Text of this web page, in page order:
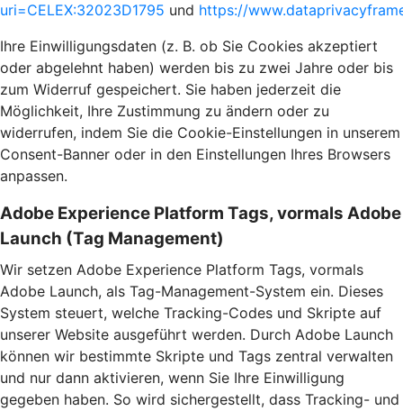
uri=CELEX:32023D1795 und https://
Ihre Einwilligungsdaten (z. B. ob Sie Cookies akzeptiert
oder abgelehnt haben) werden bis zu zwei Jahre oder bis
zum Widerruf gespeichert. Sie haben jederzeit die
Möglichkeit, Ihre Zustimmung zu ändern oder zu
widerrufen, indem Sie die Cookie-Einstellungen in unserem
Consent-Banner oder in den Einstellungen Ihres Browsers
anpassen.
Adobe Experience Platform Tags, vormals Adobe
Launch (Tag Management)
Wir setzen Adobe Experience Platform Tags, vormals
Adobe Launch, als Tag-Management-System ein. Dieses
System steuert, welche Tracking-Codes und Skripte auf
unserer Website ausgeführt werden. Durch Adobe Launch
können wir bestimmte Skripte und Tags zentral verwalten
und nur dann aktivieren, wenn Sie Ihre Einwilligung
gegeben haben. So wird sichergestellt, dass Tracking- und